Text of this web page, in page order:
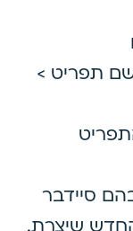
תפריט >
סיידבר
שיצרת.